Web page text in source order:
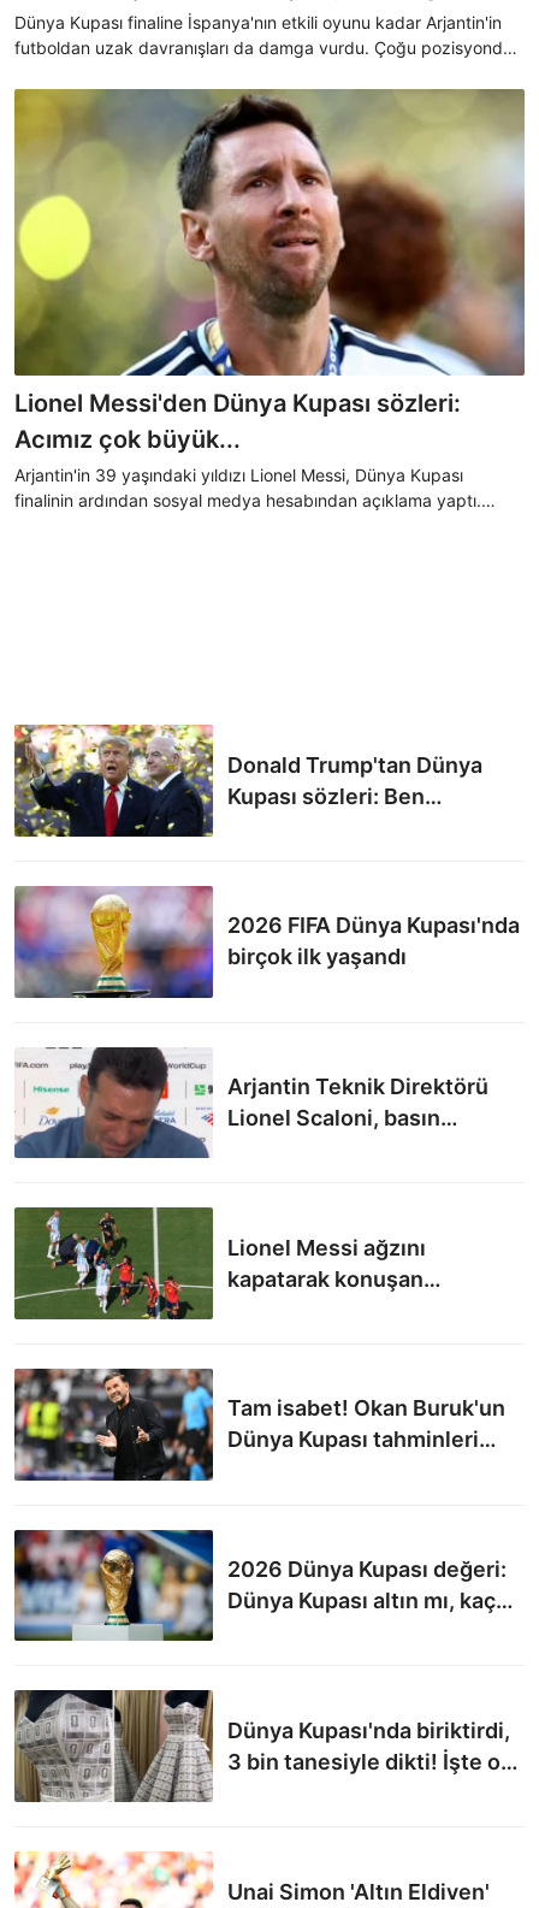
vurdu!
Dünya Kupası finaline İspanya'nın etkili oyunu kadar Arjantin'in
futboldan uzak davranışları da damga vurdu. Çoğu pozisyonda
Arjantinliler, maç boyunca ve karşılaşma sonunda İspanyalı
oyunculara saldırmasıyla tüm dünyanın nefretini kazandı.
Lionel Messi'den Dünya Kupası sözleri:
Acımız çok büyük...
Arjantin'in 39 yaşındaki yıldızı Lionel Messi, Dünya Kupası
finalinin ardından sosyal medya hesabından açıklama yaptı.
Donald Trump'tan Dünya
Kupası sözleri: Ben
2026 FIFA Dünya Kupası'nda
birçok ilk yaşandı
Arjantin Teknik Direktörü
Lionel Scaloni, basın
Lionel Messi ağzını
kapatarak konuşan
Tam isabet! Okan Buruk'un
Dünya Kupası tahminleri
2026 Dünya Kupası değeri:
Dünya Kupası altın mı, kaç
Dünya Kupası'nda biriktirdi,
3 bin tanesiyle dikti! İşte o
Unai Simon 'Altın Eldiven'